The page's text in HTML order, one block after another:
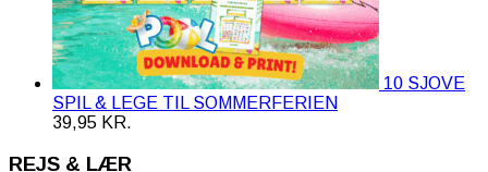
10 SJOVE
SPIL & LEGE TIL SOMMERFERIEN
39,95 KR.
REJS & LÆR